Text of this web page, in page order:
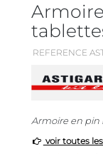
REFERENCE
Armoire en pin
voir toutes